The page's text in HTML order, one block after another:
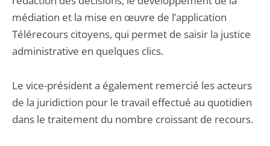
médiation et la mise en œuvre de l’application
Télérecours citoyens, qui permet de saisir la justice
administrative en quelques clics.
Le vice-président a également remercié les acteurs
de la juridiction pour le travail effectué au quotidien
dans le traitement du nombre croissant de recours.